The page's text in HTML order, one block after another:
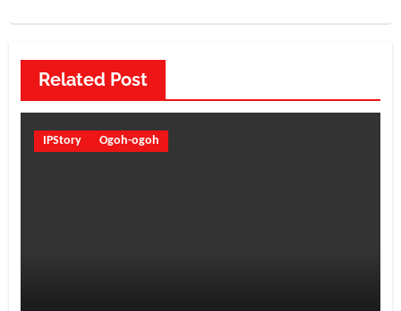
Related Post
IPStory Ogoh-ogoh